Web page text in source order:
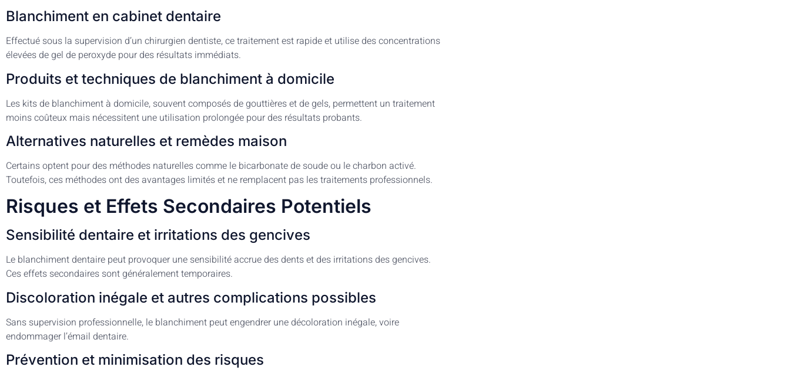
Blanchiment en cabinet dentaire
Effectué sous la supervision d’un chirurgien dentiste, ce traitement est rapide et utilise des concentrations
élevées de gel de peroxyde pour des résultats immédiats.
Produits et techniques de blanchiment à domicile
Les kits de blanchiment à domicile, souvent composés de gouttières et de gels, permettent un traitement
moins coûteux mais nécessitent une utilisation prolongée pour des résultats probants.
Alternatives naturelles et remèdes maison
Certains optent pour des méthodes naturelles comme le bicarbonate de soude ou le charbon activé.
Toutefois, ces méthodes ont des avantages limités et ne remplacent pas les traitements professionnels.
Risques et Effets Secondaires Potentiels
Sensibilité dentaire et irritations des gencives
Le blanchiment dentaire peut provoquer une sensibilité accrue des dents et des irritations des gencives.
Ces effets secondaires sont généralement temporaires.
Discoloration inégale et autres complications possibles
Sans supervision professionnelle, le blanchiment peut engendrer une décoloration inégale, voire
endommager l’émail dentaire.
Prévention et minimisation des risques